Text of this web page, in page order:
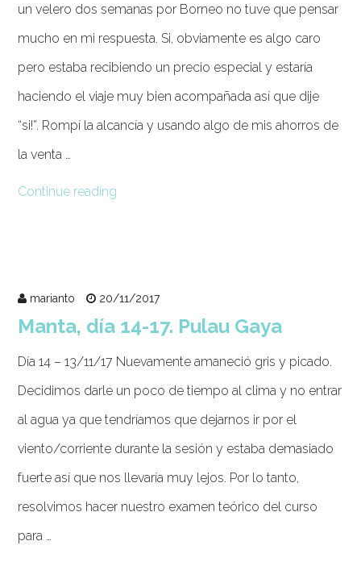
un velero dos semanas por Borneo no tuve que pensar
mucho en mi respuesta. Si, obviamente es algo caro
pero estaba recibiendo un precio especial y estaría
haciendo el viaje muy bien acompañada así que dije
“si!”. Rompí la alcancía y usando algo de mis ahorros de
la venta …
Continue reading
marianto 20/11/2017
Manta, día 14-17. Pulau Gaya
Día 14 – 13/11/17 Nuevamente amaneció gris y picado.
Decidimos darle un poco de tiempo al clima y no entrar
al agua ya que tendríamos que dejarnos ir por el
viento/corriente durante la sesión y estaba demasiado
fuerte así que nos llevaría muy lejos. Por lo tanto,
resolvimos hacer nuestro examen teórico del curso
para …